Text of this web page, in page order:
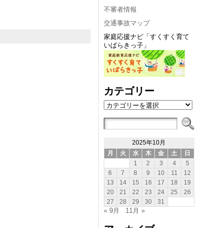
不審者情報
交通事故マップ
家庭応援ナビ「すくすく育て
いばらきっ子」
カテゴリー
カ
テ
ゴ
2025年10月
月
火 水 木 金 土
日
1
2 3 4
5
6
7 8 9 10 11
12
13
14 15 16 17 18
19
20
21 22 23 24 25
26
27
28 29 30 31
« 9月 11月 »